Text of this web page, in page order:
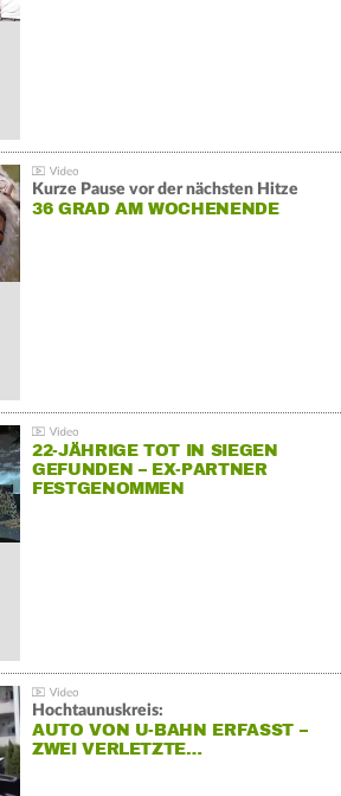
Kurze Pause vor der nächsten Hitze
36 GRAD AM WOCHENENDE
22-JÄHRIGE TOT IN SIEGEN
GEFUNDEN – EX-PARTNER
FESTGENOMMEN
Hochtaunuskreis:
AUTO VON U-BAHN ERFASST –
ZWEI VERLETZTE…